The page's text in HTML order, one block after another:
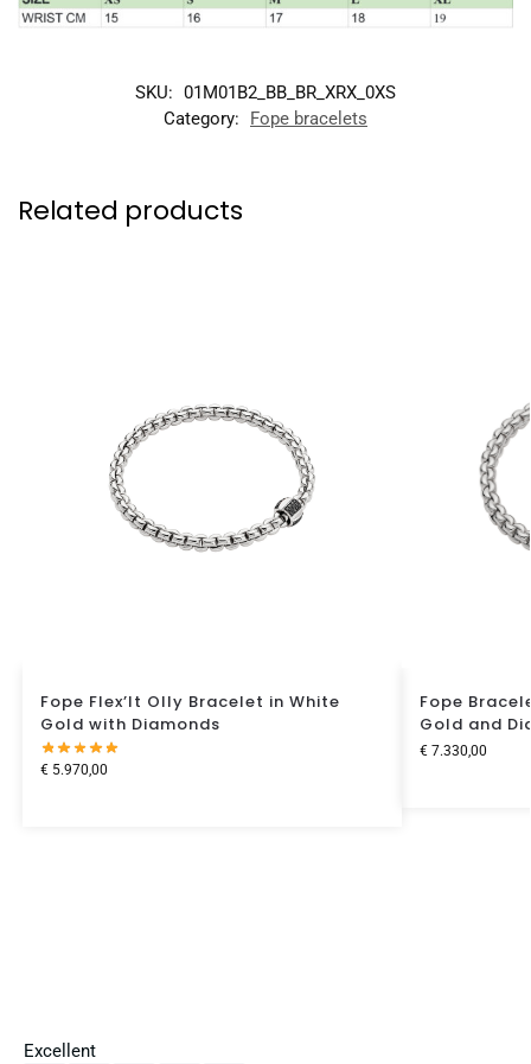
SKU: 01M01B2_BB_BR_XRX_0XS
Category:
Fope bracelets
Related products
Fope Flex’It Olly Bracelet in White
Gold with Diamonds
€5.970,00
Fope
Gold and
€7.330,00
Excellent